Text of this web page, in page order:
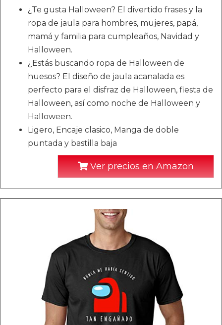
¿Te gusta Halloween? El divertido frases y la
ropa de jaula para hombres, mujeres, papá,
mamá y familia para cumpleaños, Navidad y
Halloween.
¿Estás buscando ropa de Halloween de
huesos? El diseño de jaula acanalada es
perfecto para el disfraz de Halloween, fiesta de
Halloween, así como noche de Halloween y
Halloween.
Ligero, Encaje clasico, Manga de doble
puntada y bastilla baja
Ver precios en Amazon